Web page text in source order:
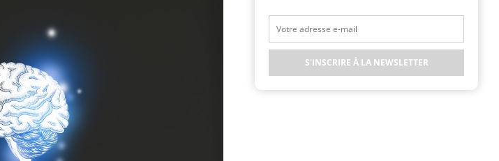
S'INSCRIRE À LA NEWSLETTER